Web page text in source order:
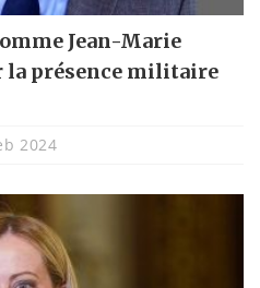
Jean-Marie
la présence militaire
2024